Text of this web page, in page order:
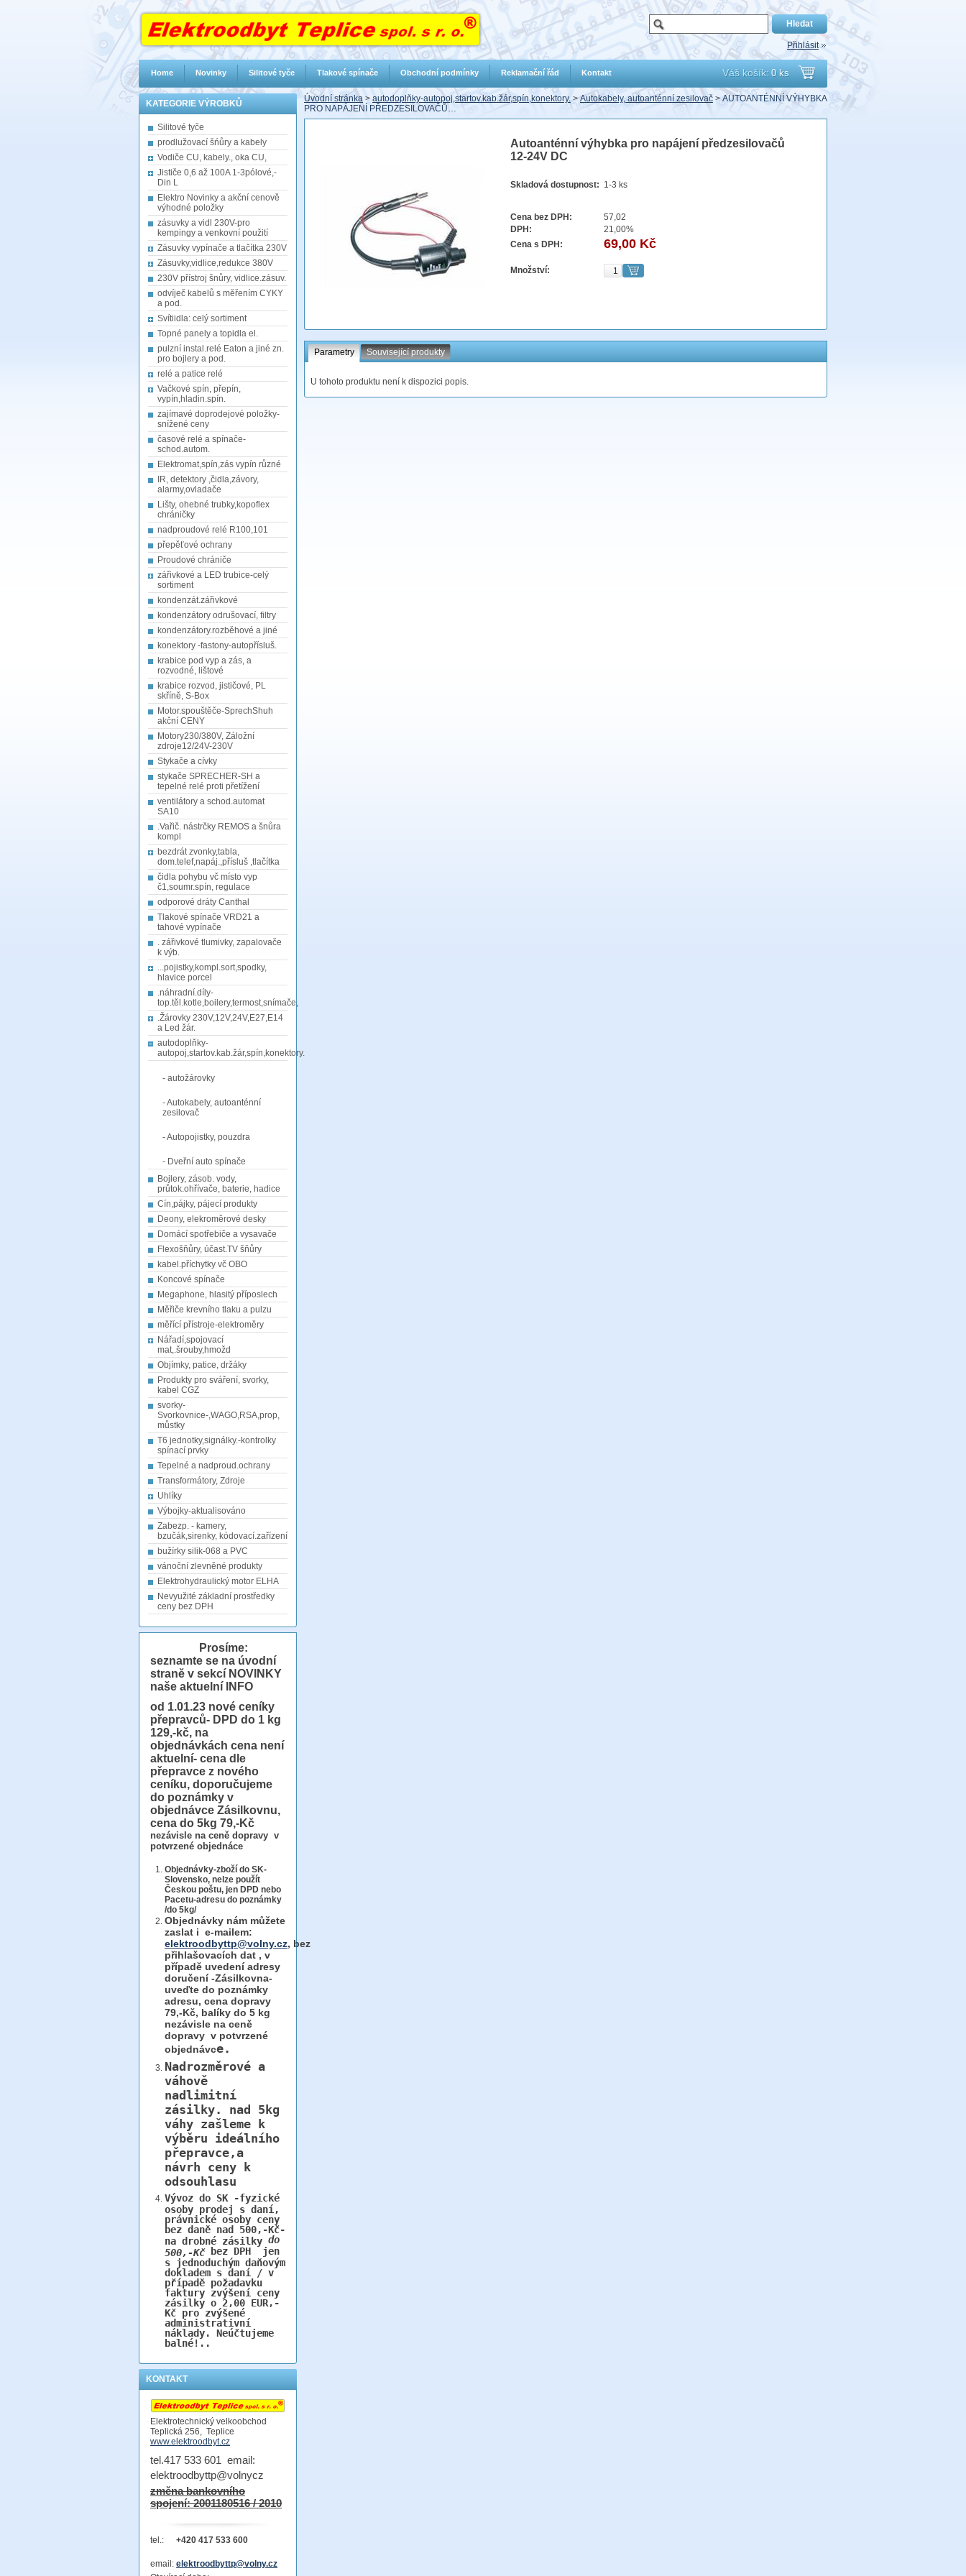
Váš košík: 0 ks
Přejít
do
KATEGORIE VÝROBKŮ
Silitové tyče
prodlužovací šńůry a kabely
Vodiče CU, kabely., oka CU,
Jističe 0,6 až 100A 1-3pólové,-
Din L
Elektro Novinky a akční cenově
výhodné položky
zásuvky a vidl 230V-pro
kempingy a venkovní použití
Zásuvky vypínače a tlačítka 230V
Zásuvky,vidlice,redukce 380V
230V přístroj šnůry, vidlice.zásuv.
odvíječ kabelů s měřením CYKY
a pod.
Svítiidla: celý sortiment
Topné panely a topidla el.
pulzní instal.relé Eaton a jiné zn.
pro bojlery a pod.
relé a patice relé
Vačkové spín, přepín,
vypín,hladin.spín.
zajímavé doprodejové položky-
snížené ceny
časové relé a spínače-
schod.autom.
Elektromat,spín,zás vypín různé
IR, detektory ,čidla,závory,
alarmy,ovladače
Lišty, ohebné trubky,kopoflex
chráničky
nadproudové relé R100,101
přepěťové ochrany
Proudové chrániče
zářivkové a LED trubice-celý
sortiment
kondenzát.zářivkové
kondenzátory odrušovací, filtry
kondenzátory.rozběhové a jiné
konektory -fastony-autopřísluš.
krabice pod vyp a zás, a
rozvodné, lištové
krabice rozvod, jističové, PL
skříně, S-Box
Motor.spouštěče-SprechShuh
akční CENY
Motory230/380V, Záložní
zdroje12/24V-230V
Stykače a cívky
stykače SPRECHER-SH a
tepelné relé proti přetížení
ventilátory a schod.automat
SA10
.Vařič. nástrčky REMOS a šnůra
kompl
bezdrát zvonky,tabla,
dom.telef,napáj.,přísluš ,tlačítka
čidla pohybu vč místo vyp
č1,soumr.spín, regulace
odporové dráty Canthal
Tlakové spínače VRD21 a
tahové vypínače
. zářivkové tlumivky, zapalovače
k výb.
...pojistky,kompl.sort,spodky,
hlavice porcel
.náhradní.díly-
top.těl.kotle,boilery,termost,snímače,
.Žárovky 230V,12V,24V,E27,E14
a Led žár.
autodoplňky-
autopoj,startov.kab.žár,spín,konektory.
- autožárovky
- Autokabely, autoanténní
zesilovač
- Autopojistky, pouzdra
- Dveřní auto spínače
Bojlery, zásob. vody,
průtok.ohřívače, baterie, hadice
Cín,pájky, pájecí produkty
Deony, elekroměrové desky
Domácí spotřebiče a vysavače
Flexošňůry, účast.TV šňůry
kabel.příchytky vč OBO
Koncové spínače
Megaphone, hlasitý příposlech
Měřiče krevního tlaku a pulzu
měřící přístroje-elektroměry
Nářadí,spojovací
mat,.šrouby,hmožd
Objímky, patice, držáky
Produkty pro sváření, svorky,
kabel CGZ
svorky-
Svorkovnice-,WAGO,RSA,prop,
můstky
T6 jednotky,signálky.-kontrolky
spínací prvky
Tepelné a nadproud.ochrany
Transformátory, Zdroje
Uhlíky
Výbojky-aktualisováno
Zabezp. - kamery,
bzučák,sirenky, kódovací.zařízení
bužírky silik-068 a PVC
vánoční zlevněné produkty
Elektrohydraulický motor ELHA
Nevyužité základní prostředky
ceny bez DPH
Přihlásit
Prosíme:
seznamte se na úvodní
straně v sekcí NOVINKY
naše aktuelní INFO
od 1.01.23 nové ceníky
přepravců- DPD do 1 kg
129,-kč, na
objednávkách cena není
aktuelní- cena dle
přepravce z nového
ceníku, doporučujeme
do poznámky v
objednávce Zásilkovnu,
cena do 5kg 79,-Kč
nezávisle na ceně dopravy v
potvrzené objednáce
Objednávky-zboží do SK-
Slovensko, nelze použít
Českou poštu, jen DPD nebo
Pacetu-adresu do poznámky
/do 5kg/
Objednávky nám můžete
zaslat i e-mailem:
elektroodbyttp@volny.cz, bez
přihlašovacích dat , v
případě uvedení adresy
doručení -Zásilkovna-
uveďte do poznámky
adresu, cena dopravy
79,-Kč, balíky do 5 kg
nezávisle na ceně
dopravy v potvrzené
objednávce.
Nadrozměrové a
váhově
nadlimitní
zásilky. nad 5kg
váhy zašleme k
výběru ideálního
přepravce,a
návrh ceny k
odsouhlasu
Vývoz do SK -fyzické
osoby prodej s daní,
právnické osoby ceny
bez daně nad 500,-Kč-
na drobné zásilky do
500,-Kčbez DPH jen
s jednoduchým daňovým
dokladem s daní / v
případě požadavku
faktury zvýšení ceny
zásilky o 2,00 EUR,-
Kč pro zvýšené
administrativní
náklady. Neúčtujeme
balné!..
KONTAKT
Elektrotechnický velkoobchod
Teplická 256, Teplice
www.elektroodbyt.cz
tel.417 533 601 email:
elektroodbyttp@volnycz
změna bankovního
spojení: 2001180516 / 2010
tel.: +420 417 533 600
email: elektroodbyttp@volny.cz
Úvodní stránka > autodoplňky-autopoj,startov.kab.žár,spín,konektory.>Autokabely, autoanténní zesilovač >AUTOANTÉNNÍ VÝHYBKA
PRO NAPÁJENÍ PŘEDZESILOVAČŮ…
Autoanténní výhybka pro napájení předzesilovačů
12-24V DC
Skladová dostupnost: 1-3 ks
Cena bez DPH:
57,02
DPH:
21,00%
Cena s DPH:
69,00 Kč
Množství:
Parametry Související produkty
U tohoto produktu není k dispozici popis.
Home Novinky Silitové tyče Tlakové spínače Obchodní podmínky Reklamační řád Kontakt